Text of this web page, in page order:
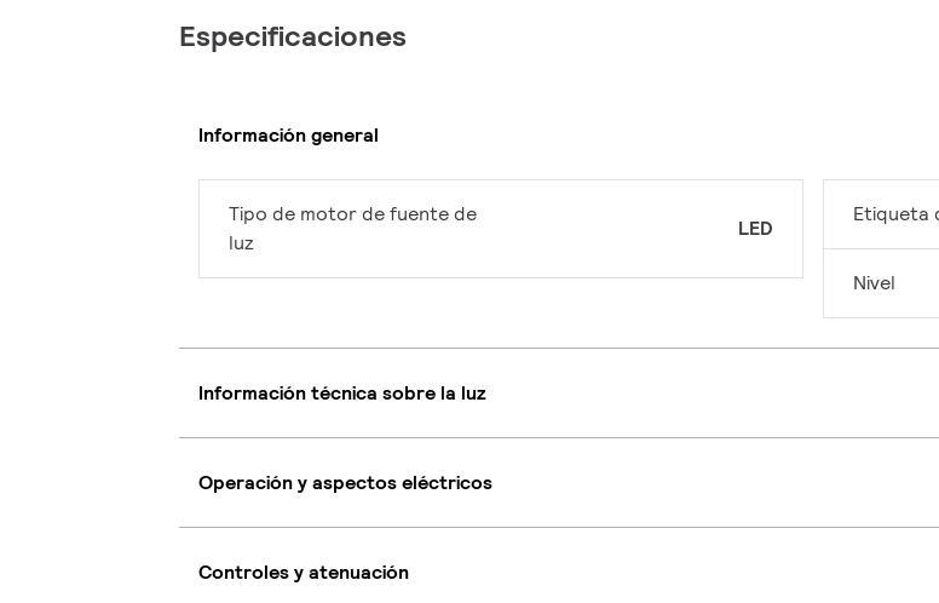
Especificaciones
Información general
Tipo de motor de fuente de
luz
LED
Etiqueta
Nivel
Información técnica sobre la luz
Operación y aspectos eléctricos
Controles y atenuación